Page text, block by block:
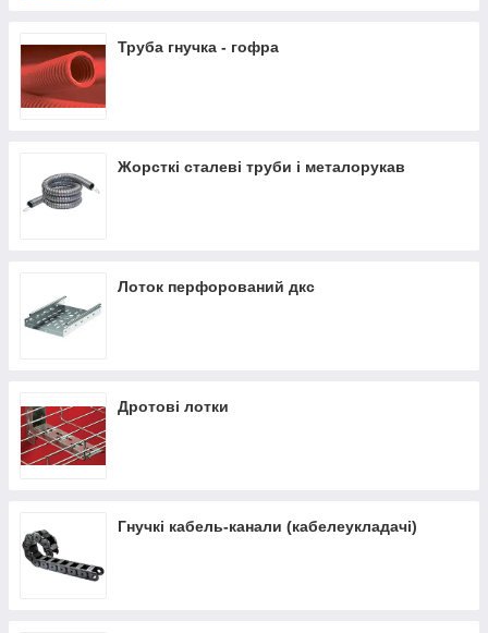
Труба гнучка - гофра
Жорсткі сталеві труби і металорукав
Лоток перфорований дкс
Дротові лотки
Гнучкі кабель-канали (кабелеукладачі)